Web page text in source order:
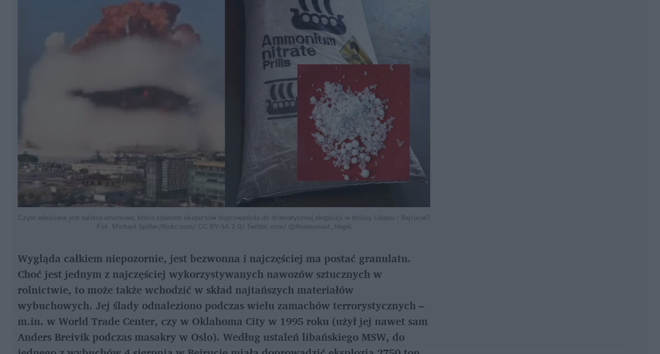
Czym właściwie jest saletra amonowa, która zdaniem ekspertów doprowadziła do dramatycznej eksplozji w stolicy Libanu – Bejrucie?
Fot. Michael Spiller/flickr.com/ CC BY-SA 2.0/ Twitter.com/ @Kosmonaut_Hegel
Wygląda całkiem niepozornie, jest bezwonna i najczęściej ma postać granulatu.
Choć jest jednym z najczęściej wykorzystywanych nawozów sztucznych w
rolnictwie, to może także wchodzić w skład najtańszych materiałów
wybuchowych. Jej ślady odnaleziono podczas wielu zamachów terrorystycznych –
m.in. w World Trade Center, czy w Oklahoma City w 1995 roku (użył jej nawet sam
Anders Breivik podczas masakry w Oslo). Według ustaleń libańskiego MSW, do